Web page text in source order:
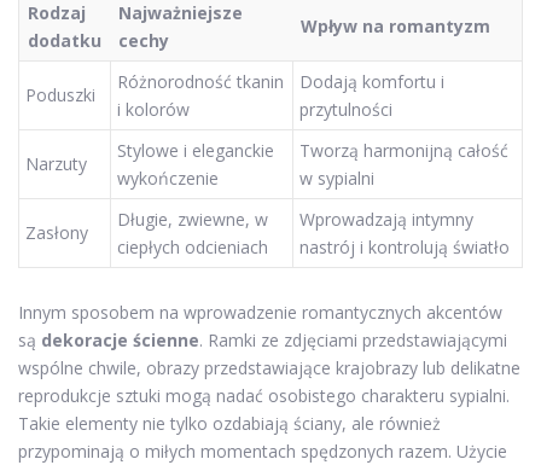
Rodzaj
dodatku
Najważniejsze
cechy
Wpływ na romantyzm
Poduszki
Różnorodność tkanin
i kolorów
Dodają komfortu i
przytulności
Narzuty
Stylowe i eleganckie
wykończenie
Tworzą harmonijną całość
w sypialni
Zasłony
Długie, zwiewne, w
ciepłych odcieniach
Wprowadzają intymny
nastrój i kontrolują światło
Innym sposobem na wprowadzenie romantycznych akcentów
są dekoracje ścienne. Ramki ze zdjęciami przedstawiającymi
wspólne chwile, obrazy przedstawiające krajobrazy lub delikatne
reprodukcje sztuki mogą nadać osobistego charakteru sypialni.
Takie elementy nie tylko ozdabiają ściany, ale również
przypominają o miłych momentach spędzonych razem. Użycie